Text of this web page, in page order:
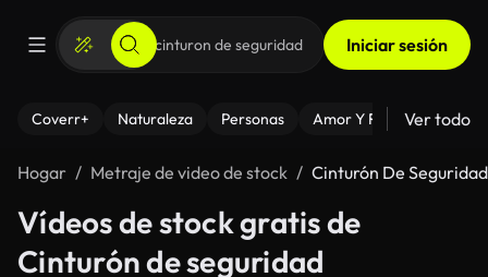
Iniciar sesión
Coverr+ Naturaleza Personas Amor Y Relaciones
Ver todo
Hogar Metraje de video de stock Cinturón De Seguridad
Vídeos de stock gratis de
Cinturón de seguridad